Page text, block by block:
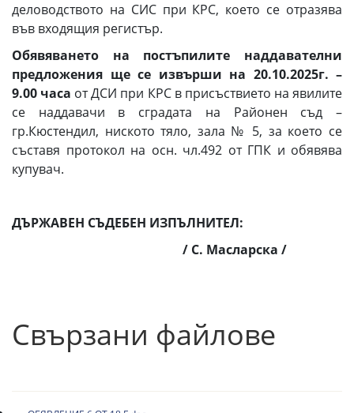
деловодството на СИС при КРС, което се отразява
във входящия регистър.
Обявяването на постъпилите наддавателни
предложения ще се извърши на 20.10.2025г. –
9.00 часа от ДСИ при КРС в присъствието на явилите
се наддавачи в сградата на Районен съд –
гр.Кюстендил, ниското тяло, зала № 5, за което се
съставя протокол на осн. чл.492 от ГПК и обявява
купувач.
ДЪРЖАВЕН СЪДЕБЕН ИЗПЪЛНИТЕЛ:
/ С. Масларска /
Свързани файлове